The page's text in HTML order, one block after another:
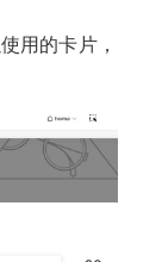
用的卡片，